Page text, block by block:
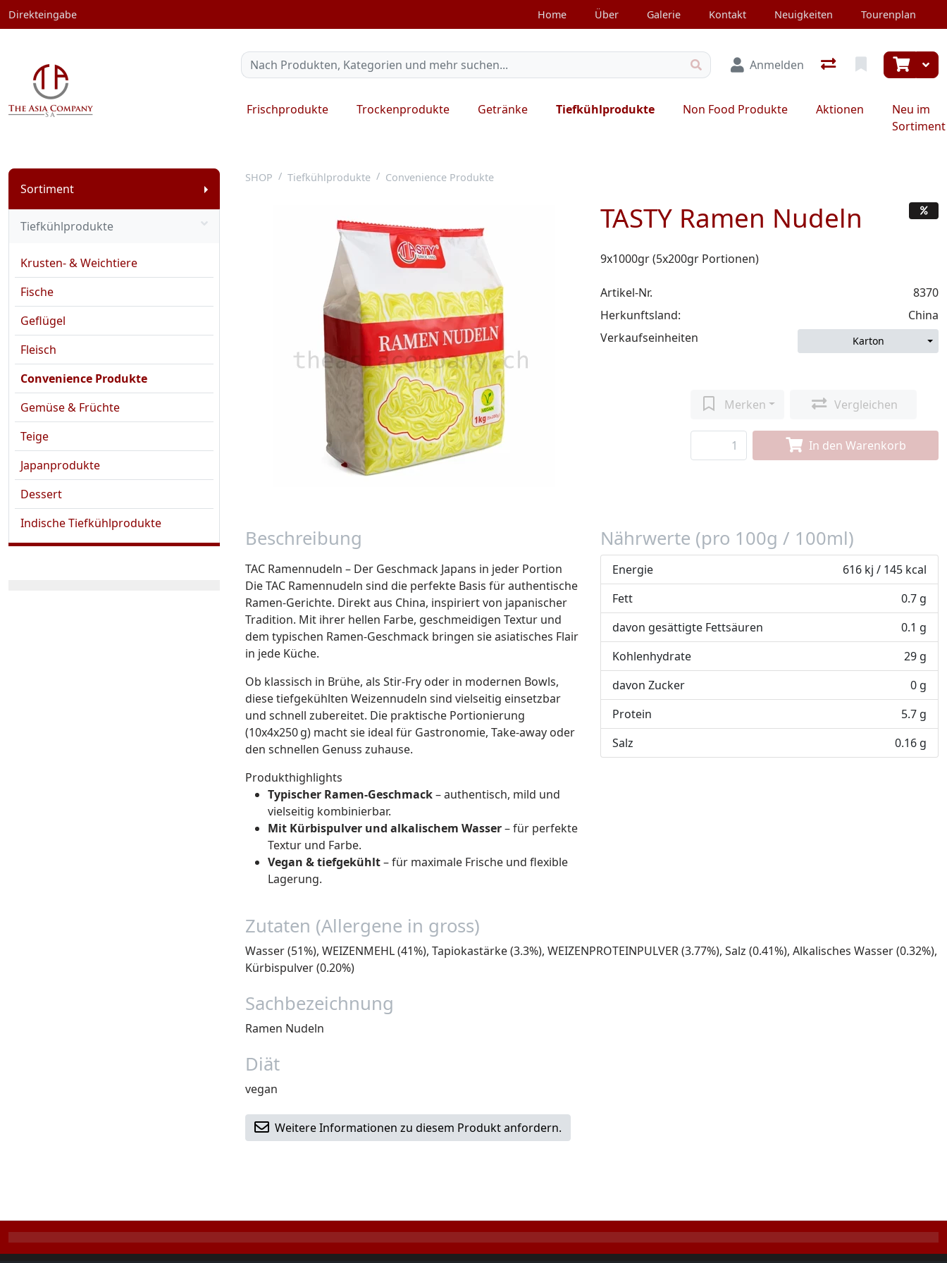
Direkteingabe Home Über Galerie Kontakt Neuigkeiten Tourenplan
Anmelden
Frischprodukte Trockenprodukte Getränke Tiefkühlprodukte Non Food Produkte Aktionen
Neu im
Sortiment
Sortiment
Tiefkühlprodukte
Krusten- & Weichtiere
Fische
Geflügel
Fleisch
Convenience Produkte
Gemüse & Früchte
Teige
Japanprodukte
Dessert
Indische Tiefkühlprodukte
SHOP Tiefkühlprodukte Convenience Produkte
TASTY Ramen Nudeln
9x1000gr (5x200gr Portionen)
Artikel-Nr.
8370
Herkunftsland:
China
Verkaufseinheiten
Karton
Merken Vergleichen
In den Warenkorb
Beschreibung
TAC Ramennudeln – Der Geschmack Japans in jeder Portion
Die TAC Ramennudeln sind die perfekte Basis für authentische
Ramen-Gerichte. Direkt aus China, inspiriert von japanischer
Tradition. Mit ihrer hellen Farbe, geschmeidigen Textur und
dem typischen Ramen-Geschmack bringen sie asiatisches Flair
in jede Küche.
Ob klassisch in Brühe, als Stir-Fry oder in modernen Bowls,
diese tiefgekühlten Weizennudeln sind vielseitig einsetzbar
und schnell zubereitet. Die praktische Portionierung
(10x4x250 g) macht sie ideal für Gastronomie, Take-away oder
den schnellen Genuss zuhause.
Produkthighlights
Typischer Ramen-Geschmack– authentisch, mild und
vielseitig kombinierbar.
Mit Kürbispulver und alkalischem Wasser– für perfekte
Textur und Farbe.
Vegan & tiefgekühlt– für maximale Frische und flexible
Lagerung.
Nährwerte (pro 100g / 100ml)
Energie
616 kj / 145 kcal
Fett
0.7 g
davon gesättigte Fettsäuren
0.1 g
Kohlenhydrate
29 g
davon Zucker
0 g
Protein
5.7 g
Salz
0.16 g
Zutaten (Allergene in gross)
Wasser (51%), WEIZENMEHL (41%), Tapiokastärke (3.3%), WEIZENPROTEINPULVER (3.77%), Salz (0.41%), Alkalisches Wasser (0.32%),
Kürbispulver (0.20%)
Sachbezeichnung
Ramen Nudeln
Diät
vegan
Weitere Informationen zu diesem Produkt anfordern.